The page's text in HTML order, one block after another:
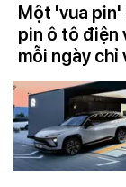
Một 'vua pin'
pin ô tô điện
mỗi ngày chỉ